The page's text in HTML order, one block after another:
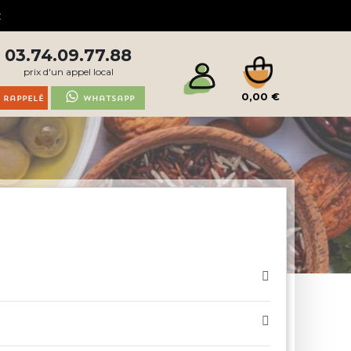
03.74.09.77.88
prix d'un appel local
rappelé Whatsapp 0,00 €